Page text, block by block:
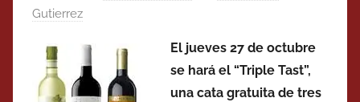
Gutierrez
El jueves 27 de octubre
se hará el “Triple Tast”,
una cata gratuita de tres